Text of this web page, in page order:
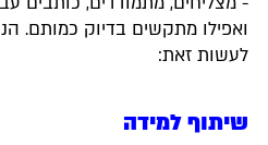
ואפילו מתקשים בדיוק כמותם.
לעשות זאת:
שיתוף למידה